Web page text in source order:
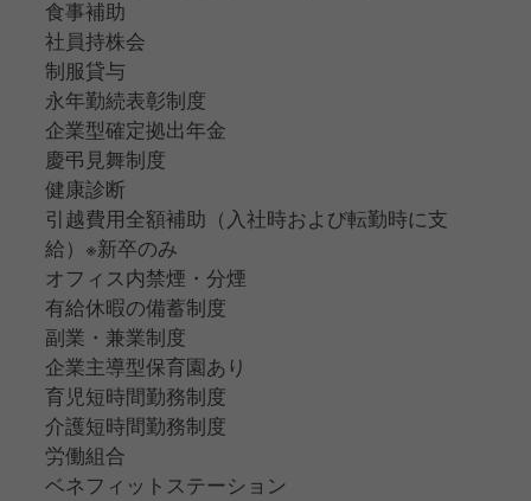
食事補助
社員持株会
制服貸与
永年勤続表彰制度
企業型確定拠出年金
慶弔見舞制度
健康診断
引越費用全額補助（入社時および転勤時に支
給）※新卒のみ
オフィス内禁煙・分煙
有給休暇の備蓄制度
副業・兼業制度
企業主導型保育園あり
育児短時間勤務制度
介護短時間勤務制度
労働組合
ベネフィットステーション